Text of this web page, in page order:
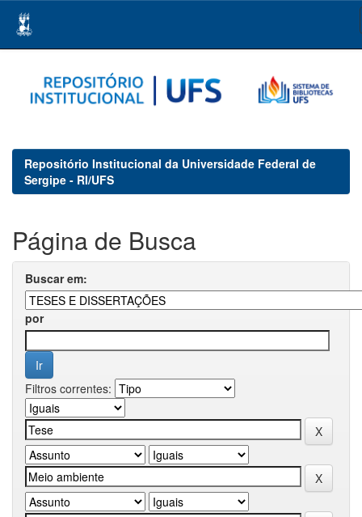
navigation
Repositório Institucional da Universidade Federal de
Sergipe - RI/UFS
Página de Busca
Buscar em:
por
Filtros correntes: